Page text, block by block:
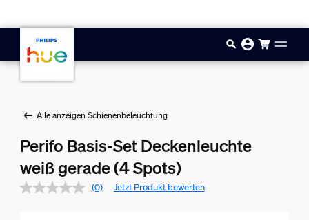
Alle anzeigen Schienenbeleuchtung
Perifo Basis-Set Deckenleuchte
weiß gerade (4 Spots)
(0) Jetzt Produkt bewerten